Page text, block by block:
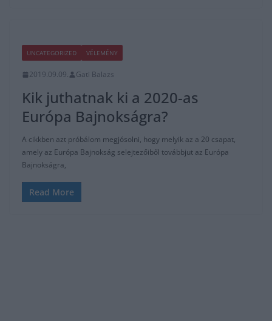
UNCATEGORIZED VÉLEMÉNY
2019.09.09. Gati Balazs
Kik juthatnak ki a 2020-as
Európa Bajnokságra?
A cikkben azt próbálom megjósolni, hogy melyik az a 20 csapat,
amely az Európa Bajnokság selejtezőiből továbbjut az Európa
Bajnokságra,
Read More